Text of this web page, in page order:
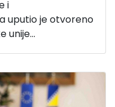
i
uputio je otvoreno
unije...